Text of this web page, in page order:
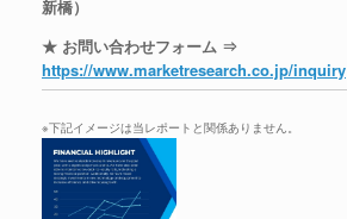
新橋）
★ お問い合わせフォーム ⇒
https://www.marketresearch.co.jp/inquiry
※下記イメージは当レポートと関係ありません。